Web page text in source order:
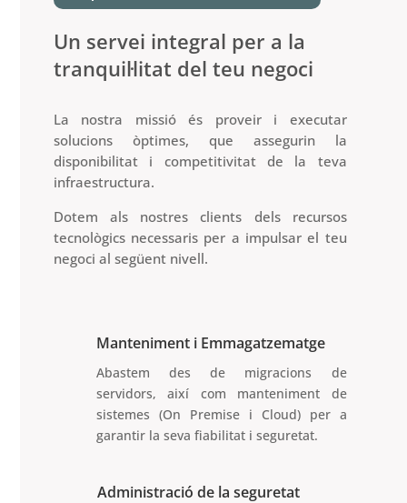
Un servei integral per a la
tranquil·litat del teu negoci
La nostra missió és proveir i executar
solucions òptimes, que assegurin la
disponibilitat i competitivitat de la teva
infraestructura.
Dotem als nostres clients dels recursos
tecnològics necessaris per a impulsar el teu
negoci al següent nivell.
Manteniment i Emmagatzematge
Abastem des de migracions de
servidors, així com manteniment de
sistemes (On Premise i Cloud) per a
garantir la seva fiabilitat i seguretat.
Administració de la seguretat